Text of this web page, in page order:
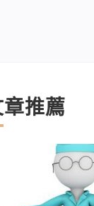
推薦